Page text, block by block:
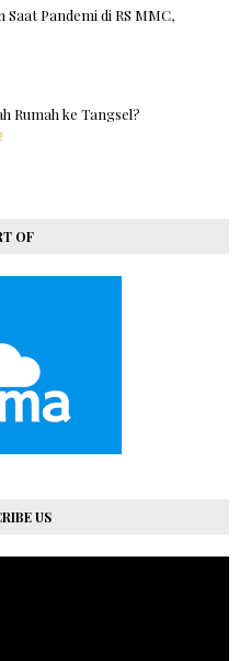
Saat Pandemi di RS MMC,
Rumah ke Tangsel?
OF
US